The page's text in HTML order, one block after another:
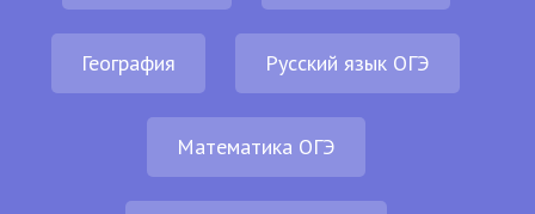
География Русский язык ОГЭ
Математика ОГЭ